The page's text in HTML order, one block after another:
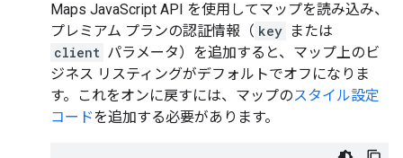
Maps JavaScript API を使用してマップを読み込み、
プレミアム プランの認証情報（ key または
client パラメータ）を追加すると、マップ上のビ
ジネス リスティングがデフォルトでオフになりま
す。これをオンに戻すには、マップのスタイル設定
コードを追加する必要があります。